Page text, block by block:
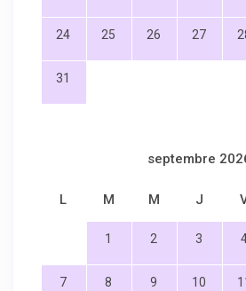
24 25 26 27
31
septembre
L M M J
1 2 3
7 8 9 10